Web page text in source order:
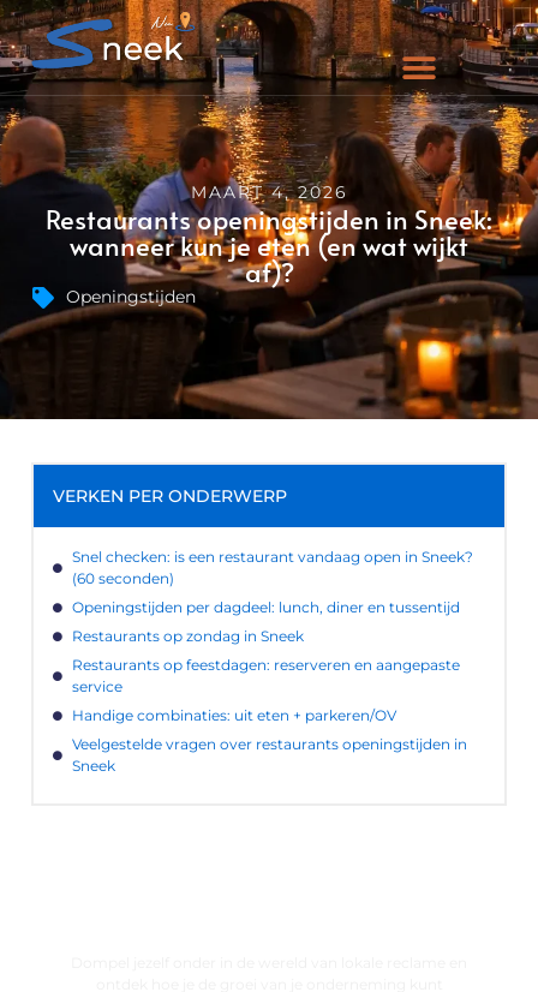
MAART 4, 2026
Restaurants openingstijden in Sneek:
wanneer kun je eten (en wat wijkt
af)?
Openingstijden
VERKEN PER ONDERWERP
Snel checken: is een restaurant vandaag open in Sneek?
(60 seconden)
Openingstijden per dagdeel: lunch, diner en tussentijd
Restaurants op zondag in Sneek
Restaurants op feestdagen: reserveren en aangepaste
service
Handige combinaties: uit eten + parkeren/OV
Veelgestelde vragen over restaurants openingstijden in
Sneek